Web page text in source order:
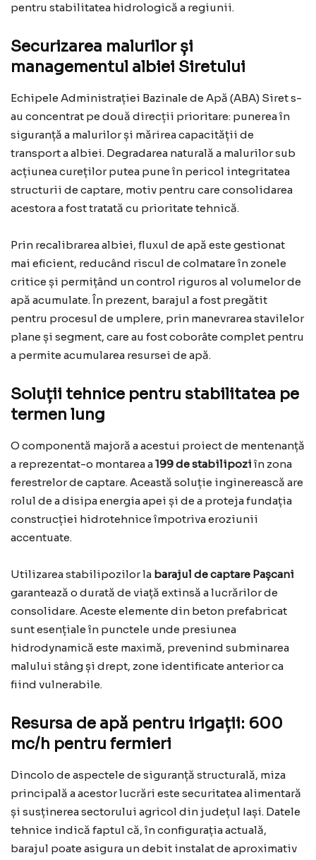
pentru stabilitatea hidrologică a regiunii.
Securizarea malurilor și
managementul albiei Siretului
Echipele Administrației Bazinale de Apă (ABA) Siret s-
au concentrat pe două direcții prioritare: punerea în
siguranță a malurilor și mărirea capacității de
transport a albiei. Degradarea naturală a malurilor sub
acțiunea cureților putea pune în pericol integritatea
structurii de captare, motiv pentru care consolidarea
acestora a fost tratată cu prioritate tehnică.
Prin recalibrarea albiei, fluxul de apă este gestionat
mai eficient, reducând riscul de colmatare în zonele
critice și permițând un control riguros al volumelor de
apă acumulate. În prezent, barajul a fost pregătit
pentru procesul de umplere, prin manevrarea stavilelor
plane și segment, care au fost coborâte complet pentru
a permite acumularea resursei de apă.
Soluții tehnice pentru stabilitatea pe
termen lung
O componentă majoră a acestui proiect de mentenanță
a reprezentat-o montarea a199 de stabilipoziîn zona
ferestrelor de captare. Această soluție inginerească are
rolul de a disipa energia apei și de a proteja fundația
construcției hidrotehnice împotriva eroziunii
accentuate.
Utilizarea stabilipozilor la barajul de captare Pașcani
garantează o durată de viață extinsă a lucrărilor de
consolidare. Aceste elemente din beton prefabricat
sunt esențiale în punctele unde presiunea
hidrodynamică este maximă, prevenind subminarea
malului stâng și drept, zone identificate anterior ca
fiind vulnerabile.
Resursa de apă pentru irigații: 600
mc/h pentru fermieri
Dincolo de aspectele de siguranță structurală, miza
principală a acestor lucrări este securitatea alimentară
și susținerea sectorului agricol din județul Iași. Datele
tehnice indică faptul că, în configurația actuală,
barajul poate asigura un debit instalat de aproximativ